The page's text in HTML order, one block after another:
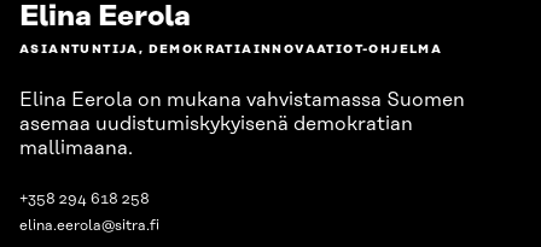
Elina Eerola
ASIANTUNTIJA, DEMOKRATIAINNOVAATIOT-OHJELMA
Elina Eerola on mukana vahvistamassa Suomen
asemaa uudistumiskykyisenä demokratian
mallimaana.
+358 294 618 258
elina.eerola@sitra.fi